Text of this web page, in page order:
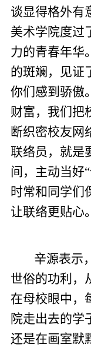
谈显得格外有
美术学院度过
力的青春年华
的斑斓，见证
你们感到骄傲
财富，我们把
断织密校友网
联络员，就是
间，主动当好“
时常和同学们
让联络更贴心。
辛源表示
世俗的功利，
在母校眼中，
院走出去的学
还是在画室默